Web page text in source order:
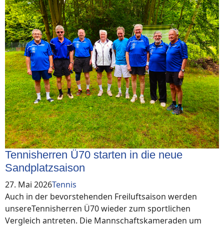
Tennisherren Ü70 starten in die neue
Sandplatzsaison
27. Mai 2026Tennis
Auch in der bevorstehenden Freiluftsaison werden
unsereTennisherren Ü70 wieder zum sportlichen
Vergleich antreten. Die Mannschaftskameraden um